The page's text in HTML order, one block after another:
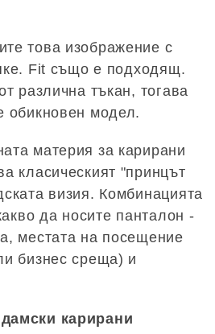
това изображение с
Fit също е подходящ.
различна тъкан, тогава
обикновен модел.
материя за карирани
класическият "принцът
визия. Комбинацията
да носите панталон -
местата на посещение
бизнес среща) и
карирани